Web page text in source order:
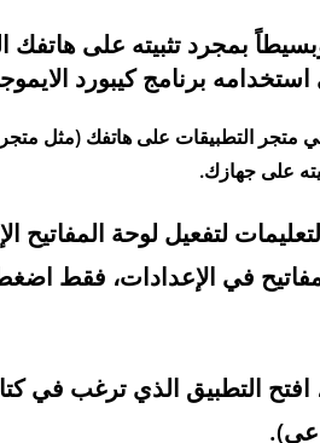
بمجرد تثبيته على
برنامج كيبورد
لتفعيل لوحة
في الإعدادات، فقط
افتح التطبيق الذي ترغب في